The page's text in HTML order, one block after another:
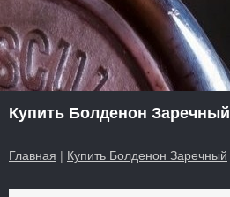
Купить Болденон Заречный
Главная | Купить Болденон Заречный